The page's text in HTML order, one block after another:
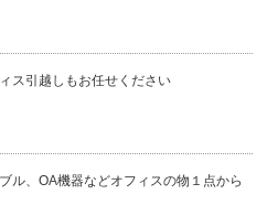
ス引越しもお任せください
ル、OA機器などオフィスの物１点から